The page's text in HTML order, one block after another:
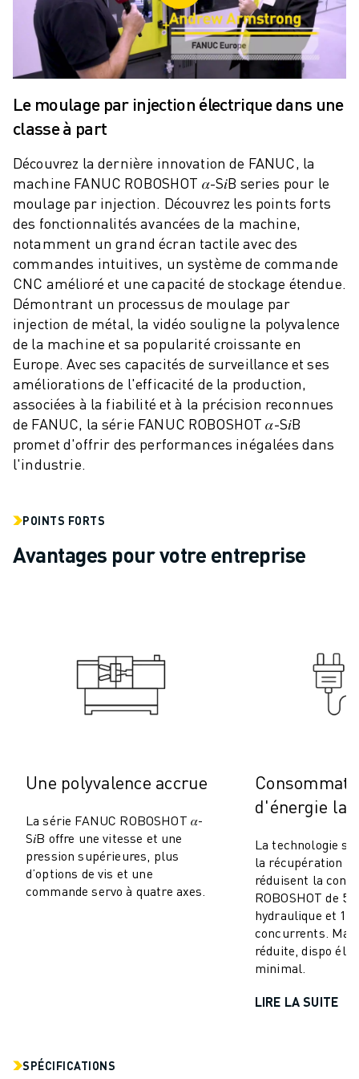
COÛT TOTAL D'UNE ROBOSHOT
MACHINES D'ÉLECTROÉROSION PAR FIL
ROBOCUT MACHINES D'ÉLECTROÉROSION À FIL
ROBOCUT MATÉRIEL
LOGICIEL ROBOCUT
ROBOCUT MAINTENANCE PRÉVENTIVE
SOLUTIONS IIOT
SOLUTIONS POUR L'USINE INTELLIGENTE
DES SOLUTIONS D'USINE INTELLIGENTE POUR AMÉLIORER
ENREGISTREMENT DU PRODUIT "
TÉMOIGNAGES
SOLUTIONS
INDUSTRIES
TOUTES LES INDUSTRIES
AÉROSPATIALE
VÉHICULES ÉLECTRIQUES
ÉLECTRONIQUE
ALIMENTATION ET BOISSONS
PLASTIQUES
TOUTES LES APPLICATIONS
SOUDAGE À L'ARC
PERÇAGE ET TARAUDAGE À GRANDE VITESSE
MOULAGE PAR INJECTION
ENTRETIEN DES MACHINES
SOUDAGE PAR POINTS
INSPECTION DE LA VISION
DÉCOUPAGE PAR FIL EDM
TÉMOIGNAGES
SERVICE CLIENTÈLE
SERVICE CLIENTÈLE
FORMATION ET ÉDUCATION
Le moulage par injection électrique dans une
classe à part
Découvrez la dernière innovation de FANUC, la
machine FANUC ROBOSHOT 𝛼-S𝑖B series pour le
moulage par injection. Découvrez les points forts
des fonctionnalités avancées de la machine,
notamment un grand écran tactile avec des
commandes intuitives, un système de commande
CNC amélioré et une capacité de stockage étendue.
Démontrant un processus de moulage par
injection de métal, la vidéo souligne la polyvalence
de la machine et sa popularité croissante en
Europe. Avec ses capacités de surveillance et ses
améliorations de l'efficacité de la production,
associées à la fiabilité et à la précision reconnues
de FANUC, la série FANUC ROBOSHOT 𝛼-S𝑖B
promet d'offrir des performances inégalées dans
l'industrie.
POINTS FORTS
Avantages pour votre entreprise
Une polyvalence accrue
La série FANUC ROBOSHOT 𝛼-
S𝑖B offre une vitesse et une
pression supérieures, plus
d’options de vis et une
commande servo à quatre axes.
d'énergie la
La technologie
la récupération
réduisent la
ROBOSHOT de
hydraulique et
concurrents.
réduite, dispo
minimal.
LIRE LA SUITE
SPÉCIFICATIONS